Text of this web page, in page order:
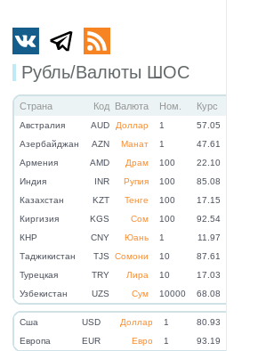
Рубль/Валюты ШОС
Страна Код Валюта Ном. Курс
Австралия AUD Доллар 1
57.05
Азербайджан
AZN Манат 1
47.61
Армения
AMD Драм 100
22.10
Индия
INR Рупия 100
85.08
Казахстан
KZT Тенге 100
17.15
Киргизия
KGS Сом 100
92.54
КНР
CNY Юань 1
11.97
Таджикистан
TJS Сомони 10
87.61
Турецкая
TRY Лира 10
17.03
Узбекистан
UZS Сум 10000 68.08
Cша USD Доллар 1
80.93
Eвропа
EUR Евро 1 93.19